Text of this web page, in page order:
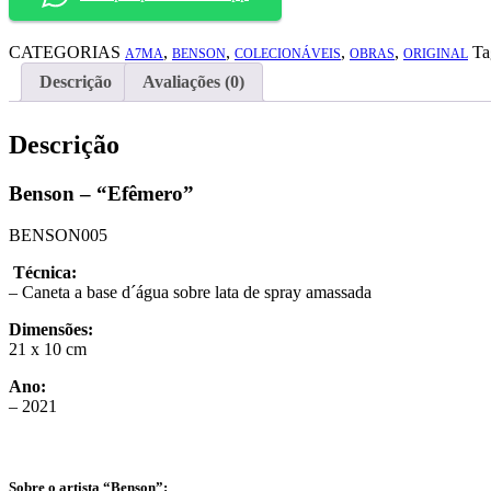
CATEGORIAS A7MA, BENSON, COLECIONÁVEIS, OBRAS, ORIGINAL
Descrição Avaliações (0)
Descrição
Benson – “Efêmero”
BENSON005
Técnica:
– Caneta a base d´água sobre lata de spray amassada
Dimensões:
21 x 10 cm
Ano:
– 2021
Sobre o artista “Benson”: